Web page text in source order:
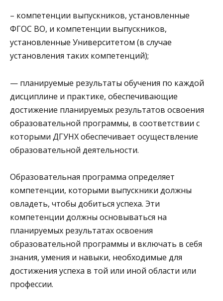
– компетенции выпускников, установленные
ФГОС ВО, и компетенции выпускников,
установленные Университетом (в случае
установления таких компетенций);
— планируемые результаты обучения по каждой
дисциплине и практике, обеспечивающие
достижение планируемых результатов освоения
образовательной программы, в соответствии с
которыми ДГУНХ обеспечивает осуществление
образовательной деятельности.
Образовательная программа определяет
компетенции, которыми выпускники должны
овладеть, чтобы добиться успеха. Эти
компетенции должны основываться на
планируемых результатах освоения
образовательной программы и включать в себя
знания, умения и навыки, необходимые для
достижения успеха в той или иной области или
профессии.